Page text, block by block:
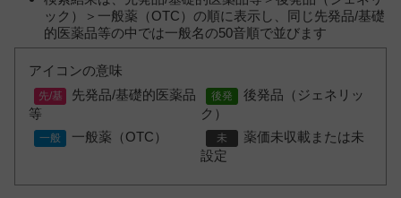
ック）＞一般薬（OTC）の順に表示し、同じ先発品/基礎
的医薬品等の中では一般名の50音順で並びます
アイコンの意味
先発品/基礎的医薬品
等
後発品（ジェネリッ
ク）
一般薬（OTC）
薬価未収載または未
設定